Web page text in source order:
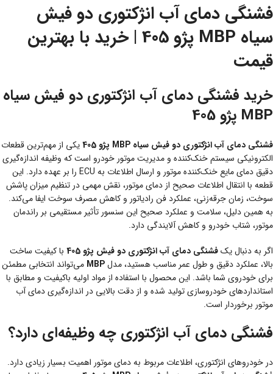
فشنگی دمای آب انژکتوری دو فیش
سیاه MBP پژو 405 | خرید با بهترین
قیمت
خرید فشنگی دمای آب انژکتوری دو فیش سیاه
MBP پژو 405
فشنگی دمای آب انژکتوری دو فیش سیاه MBP پژو 405
یکی از مهم‌ترین قطعات
الکترونیکی سیستم خنک‌کننده و مدیریت موتور خودرو است که وظیفه اندازه‌گیری
دقیق دمای مایع خنک‌کننده موتور و ارسال اطلاعات به ECU را بر عهده دارد. این
قطعه با انتقال اطلاعات صحیح از دمای موتور، نقش مهمی در تنظیم میزان پاشش
سوخت، زمان جرقه‌زنی، عملکرد فن رادیاتور و کاهش مصرف سوخت ایفا می‌کند.
به همین دلیل، سلامت و عملکرد صحیح این سنسور تأثیر مستقیمی بر راندمان
موتور، شتاب خودرو و کاهش آلایندگی دارد.
اگر به دنبال یکفشنگی دمای آب انژکتوری دو فیش پژو 405
با کیفیت ساخت
بالا، عملکرد دقیق و طول عمر مناسب هستید، مدلMBP می‌تواند انتخابی مطمئن
برای خودروی شما باشد. این محصول با استفاده از مواد اولیه باکیفیت و مطابق با
استانداردهای خودروسازی تولید شده و از دقت بالایی در اندازه‌گیری دمای آب
موتور برخوردار است.
فشنگی دمای آب انژکتوری چه وظیفه‌ای دارد؟
در خودروهای انژکتوری، اطلاعات مربوط به دمای موتور اهمیت بسیار زیادی دارد.